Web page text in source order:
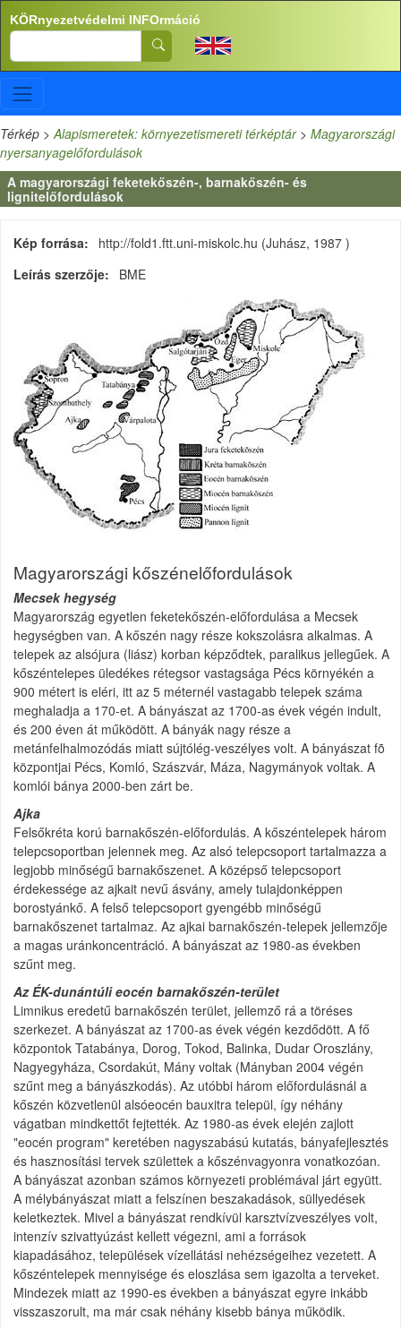
Ugrás a tartalomra
KÖRnyezetvédelmi INFOrmáció
Search
Térkép >Alapismeretek: környezetismereti térképtár> Magyarországi
nyersanyagelőfordulások
A magyarországi feketekőszén-, barnakőszén- és
lignitelőfordulások
Kép forrása
http://fold1.ftt.uni-miskolc.hu (Juhász, 1987 )
Leírás szerzője
BME
Magyarországi kőszénelőfordulások
Mecsek hegység
Magyarország egyetlen feketekőszén-előfordulása a Mecsek
hegységben van. A kőszén nagy része kokszolásra alkalmas. A
telepek az alsójura (liász) korban képződtek, paralikus jellegűek. A
kőszéntelepes üledékes rétegsor vastagsága Pécs környékén a
900 métert is eléri, itt az 5 méternél vastagabb telepek száma
meghaladja a 170-et. A bányászat az 1700-as évek végén indult,
és 200 éven át működött. A bányák nagy része a
metánfelhalmozódás miatt sújtólég-veszélyes volt. A bányászat fõ
központjai Pécs, Komló, Szászvár, Máza, Nagymányok voltak. A
komlói bánya 2000-ben zárt be.
Ajka
Felsőkréta korú barnakőszén-előfordulás. A kőszéntelepek három
telepcsoportban jelennek meg. Az alsó telepcsoport tartalmazza a
legjobb minőségű barnakőszenet. A középső telepcsoport
érdekessége az ajkait nevű ásvány, amely tulajdonképpen
borostyánkő. A felső telepcsoport gyengébb minőségű
barnakőszenet tartalmaz. Az ajkai barnakőszén-telepek jellemzője
a magas uránkoncentráció. A bányászat az 1980-as években
szűnt meg.
Az ÉK-dunántúli eocén barnakőszén-terület
Limnikus eredetű barnakőszén terület, jellemző rá a töréses
szerkezet. A bányászat az 1700-as évek végén kezdődött. A fő
központok Tatabánya, Dorog, Tokod, Balinka, Dudar Oroszlány,
Nagyegyháza, Csordakút, Mány voltak (Mányban 2004 végén
szűnt meg a bányászkodás). Az utóbbi három előfordulásnál a
kőszén közvetlenül alsóeocén bauxitra települ, így néhány
vágatban mindkettőt fejtették. Az 1980-as évek elején zajlott
"eocén program" keretében nagyszabású kutatás, bányafejlesztés
és hasznosítási tervek születtek a kőszénvagyonra vonatkozóan.
A bányászat azonban számos környezeti problémával járt együtt.
A mélybányászat miatt a felszínen beszakadások, süllyedések
keletkeztek. Mivel a bányászat rendkívül karsztvízveszélyes volt,
intenzív szivattyúzást kellett végezni, ami a források
kiapadásához, települések vízellátási nehézségeihez vezetett. A
kőszéntelepek mennyisége és eloszlása sem igazolta a terveket.
Mindezek miatt az 1990-es években a bányászat egyre inkább
visszaszorult, ma már csak néhány kisebb bánya működik.